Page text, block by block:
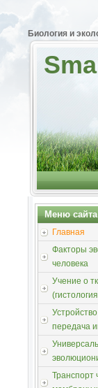
Биология и
Меню сайта
Главная
Факторы
человека
Учение о
передача
Транспорт